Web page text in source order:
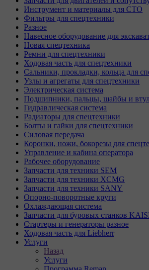
Инструмент и материалы для СТО
Фильтры для спецтехники
Разное
Навесное оборудование для
Новая спецтехника
Ремни для спецтехники
Ходовая часть для спецтехники
Сальники, прокладки, кольца для
Узлы и агрегаты для спецтехники
Электрическая система
Подшипники, пальцы, шайбы и
Гидравлическая система
Радиаторы для спецтехники
Болты и гайки для спецтехники
Силовая передача
Коронки, ножи, бокорезы для
Управление и кабина оператора
Рабочее оборудование
Запчасти для техники SEM
Запчасти для техники XCMG
Запчасти для техники SANY
Опорно-поворотные круги
Охлаждающая система
Запчасти для буровых станков
Стартеры и генераторы разное
Ходовая часть для Liebherr
Услуги
Назад
Услуги